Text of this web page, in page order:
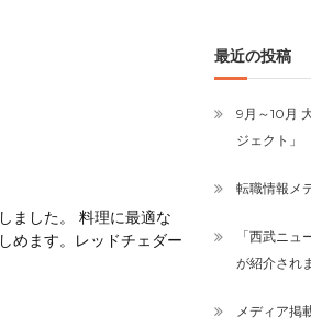
ました。 料理に最適な
めます。レッドチェダー
最近の投稿
9月～10月
ジェクト」
転職情報メ
「西武ニ
が紹介され
メディア掲